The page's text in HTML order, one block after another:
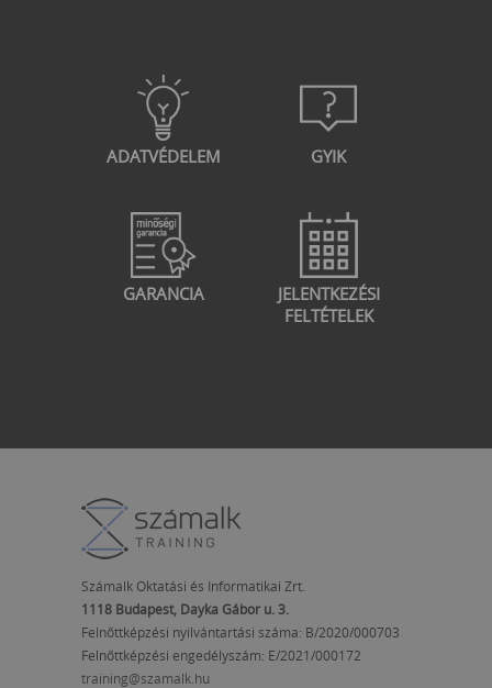
ADATVÉDELEM GYIK
GARANCIA
JELENTKEZÉSI
FELTÉTELEK
Számalk Oktatási és Informatikai Zrt.
1118 Budapest, Dayka Gábor u. 3.
Felnőttképzési nyilvántartási száma: B/2020/000703
Felnőttképzési engedélyszám: E/2021/000172
training@szamalk.hu